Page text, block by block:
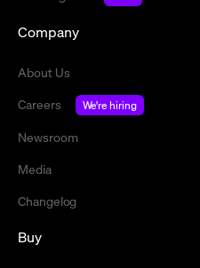
Company
About Us
Careers
We're hiring
Newsroom
Media
Changelog
Buy